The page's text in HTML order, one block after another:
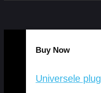
Buy Now
Universele plug